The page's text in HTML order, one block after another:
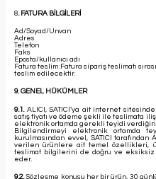
8. FATURA BİLGİLERİ
Ad/Soyad/Unvan
Adres
Telefon
Faks
Eposta/kullanıcı adı
Fatura teslim :Fatura sipariş teslimatı
teslim edilecektir.
9. GENEL HÜKÜMLER
9.1. ALICI, SATICI’ya ait internet
satış fiyatı ve ödeme şekli ile teslimata
elektronik ortamda gerekli teyidi verdiğini
Bilgilendirmeyi elektronik ortamda
kurulmasından evvel, SATICI
verilen ürünlere ait temel özellikleri,
teslimat bilgilerini de doğru ve
eder.
9.2.Sözleşme konusu her bir ürün, 30